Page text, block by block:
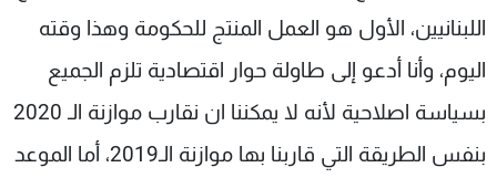
اللبنانيين، الأول هو العمل المنتج للحكومة وهذا وقته
اليوم، وأنا أدعو إلى طاولة حوار اقتصادية تلزم الجميع
بسياسة اصلاحية لأنه لا يمكننا ان نقارب موازنة الـ 2020
بنفس الطريقة التي قاربنا بها موازنة الـ2019، أما الموعد